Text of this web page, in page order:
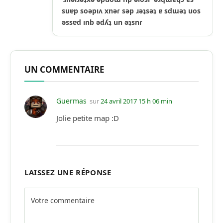
suɐp soǝpıʌ xnǝɾ sǝp ɹǝʇsǝʇ ɐ sdɯǝʇ uos
ǝssɐd ınb ǝdʎʇ un ǝʇsnɾ
UN COMMENTAIRE
Guermas sur24 avril 2017 15 h 06 min
Jolie petite map :D
LAISSEZ UNE RÉPONSE